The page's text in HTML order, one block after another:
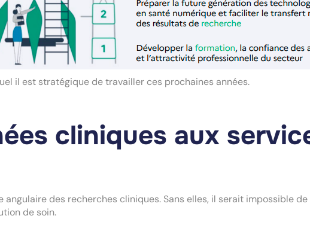
il est stratégique de travailler ces prochaines années.
cliniques aux
angulaire des recherches cliniques. Sans elles, il serait impossible
de soin.